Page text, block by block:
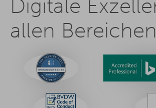
Digitale
allen Bereichen